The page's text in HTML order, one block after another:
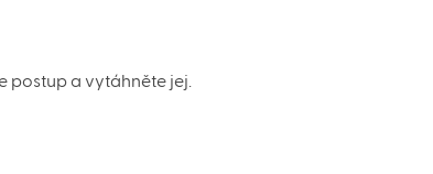
postup a vytáhněte jej.